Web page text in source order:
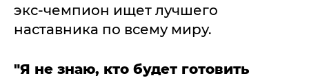
экс-чемпион ищет лучшего
наставника по всему миру.
"Я не знаю, кто будет готовить